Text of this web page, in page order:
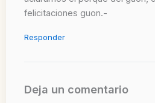
felicitaciones guon.-
Responder
Deja un comentario